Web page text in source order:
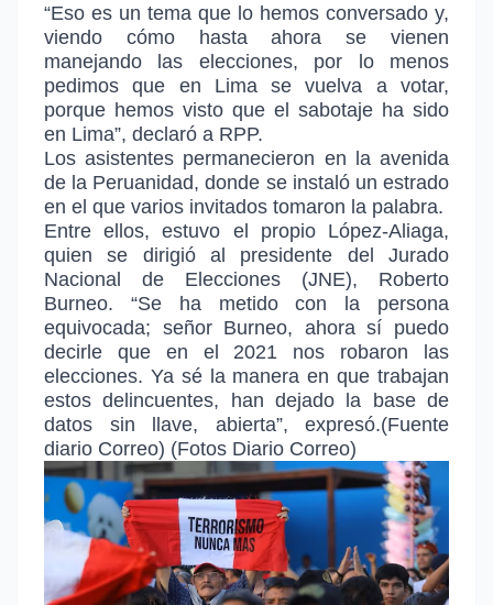
“Eso es un tema que lo hemos conversado y,
viendo cómo hasta ahora se vienen
manejando las elecciones, por lo menos
pedimos que en Lima se vuelva a votar,
porque hemos visto que el sabotaje ha sido
en Lima”, declaró a RPP.
Los asistentes permanecieron en la avenida
de la Peruanidad, donde se instaló un estrado
en el que varios invitados tomaron la palabra.
Entre ellos, estuvo el propio López-Aliaga,
quien se dirigió al presidente del Jurado
Nacional de Elecciones (JNE), Roberto
Burneo.
“Se ha metido con la persona
equivocada; señor Burneo, ahora sí puedo
decirle que en el 2021 nos robaron las
elecciones. Ya sé la manera en que trabajan
estos delincuentes, han dejado la base de
datos sin llave, abierta”, expresó.(Fuente
diario Correo) (Fotos Diario Correo)